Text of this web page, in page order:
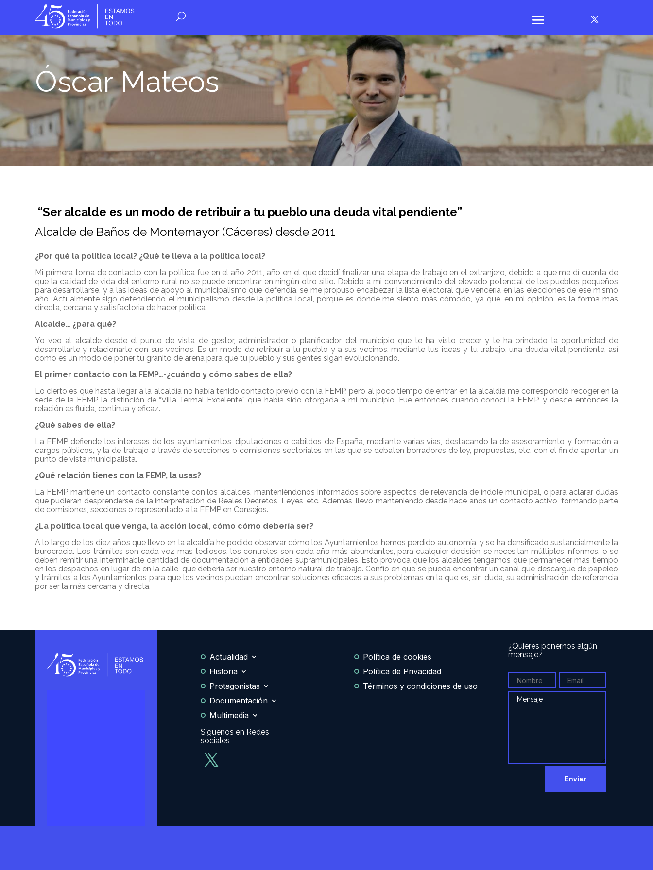
Óscar Mateos
“Ser alcalde es un modo de retribuir a tu pueblo una deuda vital pendiente”
Alcalde de Baños de Montemayor (Cáceres) desde 2011
¿Por qué la política local? ¿Qué te lleva a la política local?
Mi primera toma de contacto con la política fue en el año 2011, año en el que decidí finalizar una etapa de trabajo en el extranjero, debido a que me dí cuenta de
que la calidad de vida del entorno rural no se puede encontrar en ningún otro sitio. Debido a mi convencimiento del elevado potencial de los pueblos pequeños
para desarrollarse, y a las ideas de apoyo al municipalismo que defendía, se me propuso encabezar la lista electoral que vencería en las elecciones de ese mismo
año. Actualmente sigo defendiendo el municipalismo desde la política local, porque es donde me siento más cómodo, ya que, en mi opinión, es la forma mas
directa, cercana y satisfactoria de hacer política.
Alcalde… ¿para qué?
Yo veo al alcalde desde el punto de vista de gestor, administrador o planificador del municipio que te ha visto crecer y te ha brindado la oportunidad de
desarrollarte y relacionarte con sus vecinos. Es un modo de retribuir a tu pueblo y a sus vecinos, mediante tus ideas y tu trabajo, una deuda vital pendiente, así
como es un modo de poner tu granito de arena para que tu pueblo y sus gentes sigan evolucionando.
El primer contacto con la FEMP…-¿cuándo y cómo sabes de ella?
Lo cierto es que hasta llegar a la alcaldía no había tenido contacto previo con la FEMP, pero al poco tiempo de entrar en la alcaldía me correspondió recoger en la
sede de la FEMP la distinción de “Villa Termal Excelente” que había sido otorgada a mi municipio. Fue entonces cuando conocí la FEMP, y desde entonces la
relación es fluida, continua y eficaz.
¿Qué sabes de ella?
La FEMP defiende los intereses de los ayuntamientos, diputaciones o cabildos de España, mediante varias vías, destacando la de asesoramiento y formación a
cargos públicos, y la de trabajo a través de secciones o comisiones sectoriales en las que se debaten borradores de ley, propuestas, etc. con el fin de aportar un
punto de vista municipalista.
¿Qué relación tienes con la FEMP, la usas?
La FEMP mantiene un contacto constante con los alcaldes, manteniéndonos informados sobre aspectos de relevancia de índole municipal, o para aclarar dudas
que pudieran desprenderse de la interpretación de Reales Decretos, Leyes, etc. Además, llevo manteniendo desde hace años un contacto activo, formando parte
de comisiones, secciones o representado a la FEMP en Consejos.
¿La política local que venga, la acción local, cómo cómo debería ser?
A lo largo de los diez años que llevo en la alcaldía he podido observar cómo los Ayuntamientos hemos perdido autonomía, y se ha densificado sustancialmente la
burocracia. Los trámites son cada vez mas tediosos, los controles son cada año más abundantes, para cualquier decisión se necesitan múltiples informes, o se
deben remitir una interminable cantidad de documentación a entidades supramunicipales. Esto provoca que los alcaldes tengamos que permanecer más tiempo
en los despachos en lugar de en la calle, que debería ser nuestro entorno natural de trabajo. Confío en que se pueda encontrar un canal que descargue de papeleo
y trámites a los Ayuntamientos para que los vecinos puedan encontrar soluciones eficaces a sus problemas en la que es, sin duda, su administración de referencia
por ser la más cercana y directa.
Actualidad
Historia
Protagonistas
Documentación
Multimedia
Síguenos en Redes
sociales
Política de cookies
Política de Privacidad
Términos y condiciones de uso
¿Quieres ponernos algún
mensaje?
Enviar